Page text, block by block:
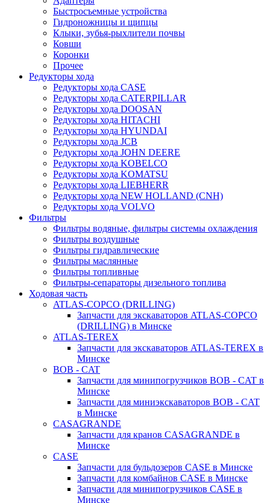
Быстросъемные устройства
Гидроножницы и щипцы
Клыки, зубья-рыхлители почвы
Ковши
Коронки
Прочее
Редукторы хода
Редукторы хода CASE
Редукторы хода CATERPILLAR
Редукторы хода DOOSAN
Редукторы хода HITACHI
Редукторы хода HYUNDAI
Редукторы хода JCB
Редукторы хода JOHN DEERE
Редукторы хода KOBELCO
Редукторы хода KOMATSU
Редукторы хода LIEBHERR
Редукторы хода NEW HOLLAND (CNH)
Редукторы хода VOLVO
Фильтры
Фильтры водяные, фильтры системы охлаждения
Фильтры воздушные
Фильтры гидравлические
Фильтры маслянные
Фильтры топливные
Фильтры-сепараторы дизельного топлива
Ходовая часть
ATLAS-COPCO (DRILLING)
Запчасти для экскаваторов ATLAS-COPCO
(DRILLING) в Минске
ATLAS-TEREX
Запчасти для экскаваторов ATLAS-TEREX в
Минске
BOB - CAT
Запчасти для минипогрузчиков BOB - CAT в
Минске
Запчасти для миниэкскаваторов BOB - CAT
в Минске
CASAGRANDE
Запчасти для кранов CASAGRANDE в
Минске
CASE
Запчасти для бульдозеров CASE в Минске
Запчасти для комбайнов CASE в Минске
Запчасти для минипогрузчиков CASE в
Минске